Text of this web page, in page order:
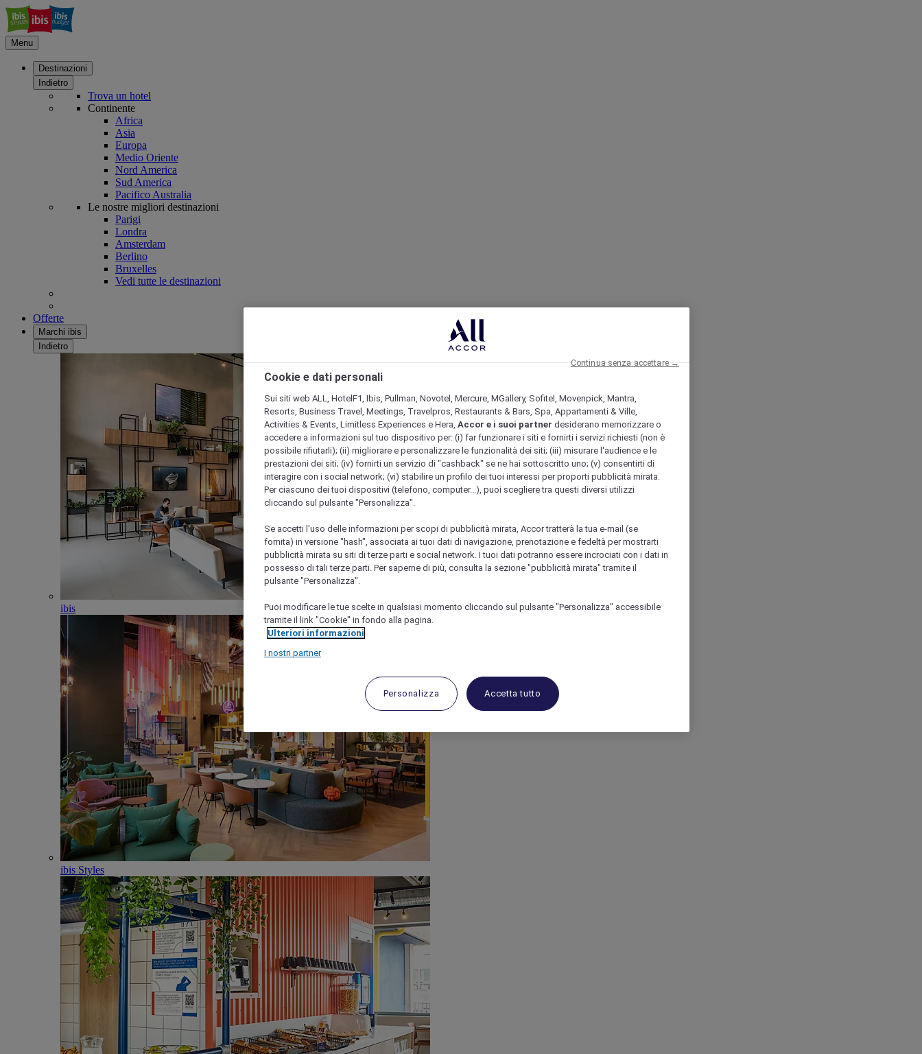
Menu
Destinazioni
Indietro
Trova un hotel
Continente
Africa
Asia
Europa
Medio Oriente
Nord America
Sud America
Pacifico Australia
Le nostre migliori destinazioni
Parigi
Londra
Amsterdam
Berlino
Bruxelles
Vedi tutte le destinazioni
Offerte
Marchi ibis
Indietro
ibis
ibis Styles
Cookie e dati personali
Sui siti web ALL, HotelF1, Ibis, Pullman, Novotel, Mercure, MGallery, Sofitel, Movenpick, Mantra,
Resorts, Business Travel, Meetings, Travelpros, Restaurants & Bars, Spa, Appartamenti & Ville,
Activities & Events, Limitless Experiences e Hera, Accor e i suoi partner desiderano memorizzare o
accedere a informazioni sul tuo dispositivo per: (i) far funzionare i siti e fornirti i servizi richiesti (non è
possibile rifiutarli); (ii) migliorare e personalizzare le funzionalità dei siti; (iii) misurare l'audience e le
prestazioni dei siti; (iv) fornirti un servizio di "cashback" se ne hai sottoscritto uno; (v) consentirti di
interagire con i social network; (vi) stabilire un profilo dei tuoi interessi per proporti pubblicità mirata.
Per ciascuno dei tuoi dispositivi (telefono, computer...), puoi scegliere tra questi diversi utilizzi
cliccando sul pulsante "Personalizza".
Se accetti l'uso delle informazioni per scopi di pubblicità mirata, Accor tratterà la tua e-mail (se
fornita) in versione "hash", associata ai tuoi dati di navigazione, prenotazione e fedeltà per mostrarti
pubblicità mirata su siti di terze parti e social network. I tuoi dati potranno essere incrociati con i dati in
possesso di tali terze parti. Per saperne di più, consulta la sezione "pubblicità mirata" tramite il
pulsante "Personalizza".
Puoi modificare le tue scelte in qualsiasi momento cliccando sul pulsante "Personalizza" accessibile
tramite il link "Cookie" in fondo alla pagina.
Ulteriori informazioni
I nostri partner
Personalizza Accetta tutto
Continua senza accettare →